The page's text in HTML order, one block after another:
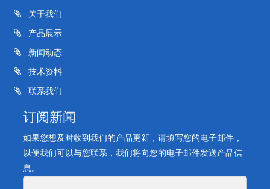
关于我们
产品展示
新闻动态
技术资料
联系我们
订阅新闻
如果您想及时收到我们的产品更新，请填写您的电子邮件，
以便我们可以与您联系，我们将向您的电子邮件发送产品信
息。